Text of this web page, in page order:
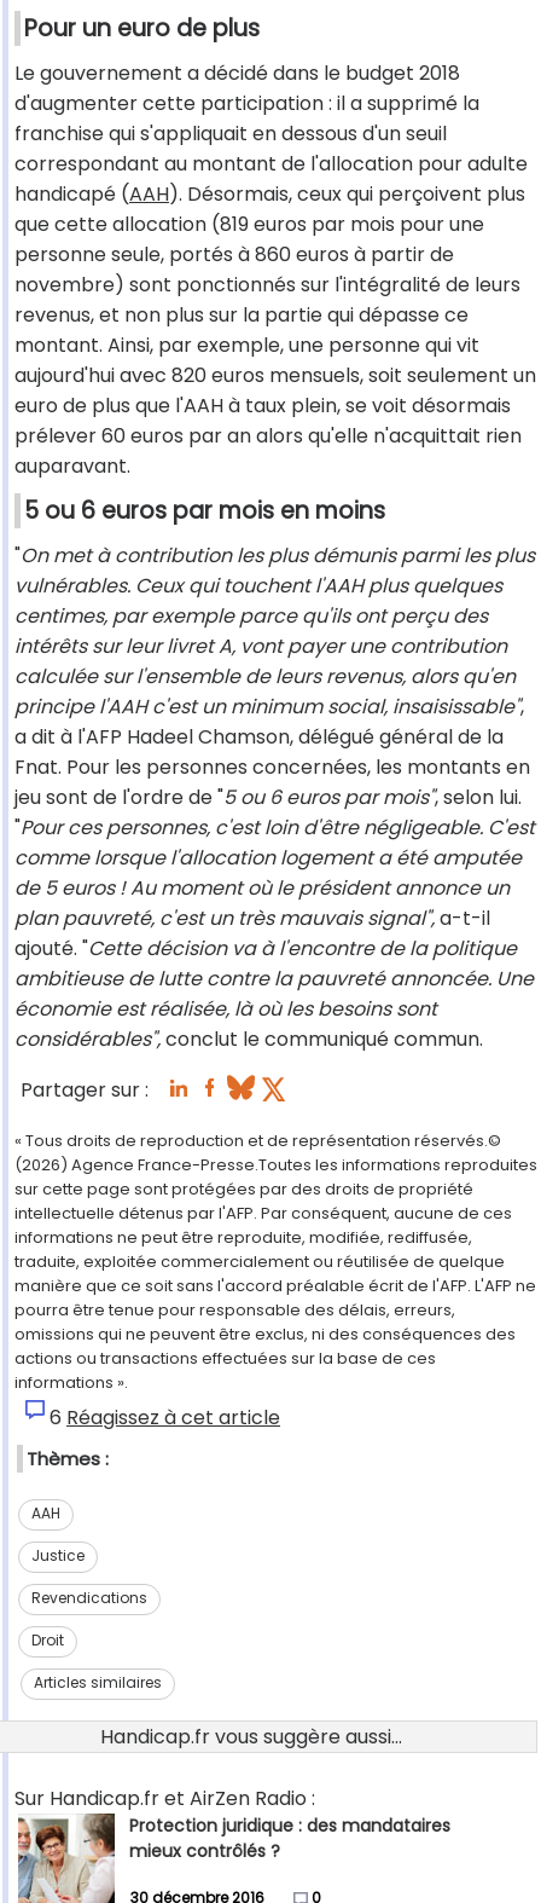
Pour un euro de plus
Le gouvernement a décidé dans le budget 2018
d'augmenter cette participation : il a supprimé la
franchise qui s'appliquait en dessous d'un seuil
correspondant au montant de l'allocation pour adulte
handicapé (AAH). Désormais, ceux qui perçoivent plus
que cette allocation (819 euros par mois pour une
personne seule, portés à 860 euros à partir de
novembre) sont ponctionnés sur l'intégralité de leurs
revenus, et non plus sur la partie qui dépasse ce
montant. Ainsi, par exemple, une personne qui vit
aujourd'hui avec 820 euros mensuels, soit seulement un
euro de plus que l'AAH à taux plein, se voit désormais
prélever 60 euros par an alors qu'elle n'acquittait rien
auparavant.
5 ou 6 euros par mois en moins
"On met à contribution les plus démunis parmi les plus
vulnérables. Ceux qui touchent l'AAH plus quelques
centimes, par exemple parce qu'ils ont perçu des
intérêts sur leur livret A, vont payer une contribution
calculée sur l'ensemble de leurs revenus, alors qu'en
principe l'AAH c'est un minimum social, insaisissable",
a dit à l'AFP Hadeel Chamson, délégué général de la
Fnat. Pour les personnes concernées, les montants en
jeu sont de l'ordre de "5 ou 6 euros par mois", selon lui.
"Pour ces personnes, c'est loin d'être négligeable. C'est
comme lorsque l'allocation logement a été amputée
de 5 euros ! Au moment où le président annonce un
plan pauvreté, c'est un très mauvais signal",a-t-il
ajouté. "Cette décision va à l'encontre de la politique
ambitieuse de lutte contre la pauvreté annoncée. Une
économie est réalisée, là où les besoins sont
considérables",conclut le communiqué commun.
Partager sur :
« Tous droits de reproduction et de représentation réservés.©
(2026) Agence France-Presse.Toutes les informations reproduites
sur cette page sont protégées par des droits de propriété
intellectuelle détenus par l'AFP. Par conséquent, aucune de ces
informations ne peut être reproduite, modifiée, rediffusée,
traduite, exploitée commercialement ou réutilisée de quelque
manière que ce soit sans l'accord préalable écrit de l'AFP. L'AFP ne
pourra être tenue pour responsable des délais, erreurs,
omissions qui ne peuvent être exclus, ni des conséquences des
actions ou transactions effectuées sur la base de ces
informations ».
6 Réagissez à cet article
Thèmes :
AAH
Justice
Revendications
Droit
Articles similaires
Handicap.fr vous suggère aussi...
Sur Handicap.fr et AirZen Radio :
Protection juridique : des mandataires
mieux contrôlés ?
30 décembre 2016 0